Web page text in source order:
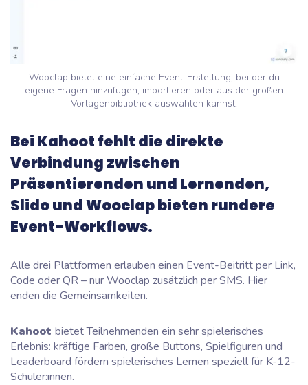
Wooclap bietet eine einfache Event-Erstellung, bei der du
eigene Fragen hinzufügen, importieren oder aus der großen
Vorlagenbibliothek auswählen kannst.
Bei Kahoot fehlt die direkte
Verbindung zwischen
Präsentierenden und Lernenden,
Slido und Wooclap bieten rundere
Event-Workflows.
Alle drei Plattformen erlauben einen Event-Beitritt per Link,
Code oder QR – nur Wooclap zusätzlich per SMS. Hier
enden die Gemeinsamkeiten.
Kahoot bietet Teilnehmenden ein sehr spielerisches
Erlebnis: kräftige Farben, große Buttons, Spielfiguren und
Leaderboard fördern spielerisches Lernen speziell für K-12-
Schüler:innen.